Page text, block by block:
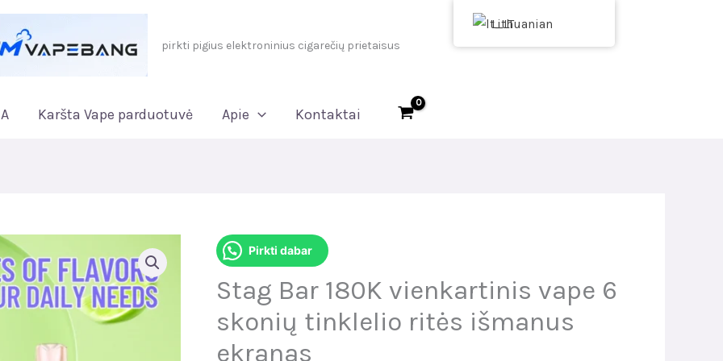
pirkti pigius elektroninius cigarečių prietaisus
Karšta Vape parduotuvė Apie Kontaktai
Pirkti dabar
Stag Bar 180K vienkartinis vape 6
skonių tinklelio ritės išmanus
ekranas
Lithuanian